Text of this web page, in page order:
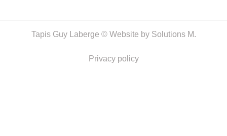
Tapis Guy Laberge © Website by Solutions M.
Privacy policy